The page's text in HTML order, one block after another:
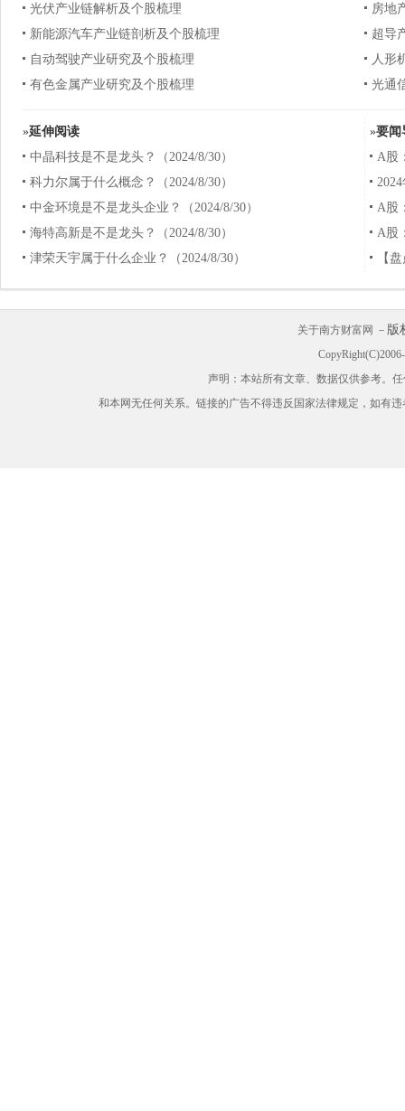
光伏产业链解析及个股梳理
房地
新能源汽车产业链剖析及个股梳理
超导
自动驾驶产业研究及个股梳理
人形
有色金属产业研究及个股梳理
光通
»延伸阅读
中晶科技是不是龙头？（2024/8/30）
科力尔属于什么概念？（2024/8/30）
中金环境是不是龙头企业？（2024/8/30）
海特高新是不是龙头？（2024/8/30）
津荣天宇属于什么企业？（2024/8/30）
»要闻
A股
A股
A股
【
关于南方财富网 － 版
声明：本站所有文章、数据仅供参考。
和本网无任何关系。链接的广告不得违反国家法律规定，如有